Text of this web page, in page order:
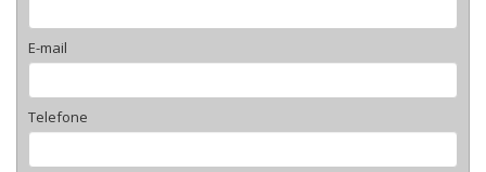
E-mail
Telefone